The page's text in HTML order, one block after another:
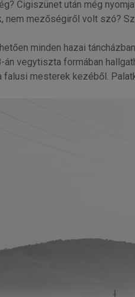
Cigiszünet után még
mezőségiről volt szó?
minden hazai
án vegytiszta formában
falusi mesterek kezéből.